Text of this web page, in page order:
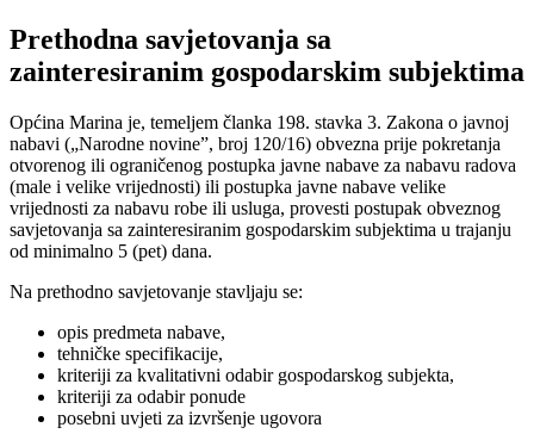
Prethodna savjetovanja sa
zainteresiranim gospodarskim subjektima
Općina Marina je, temeljem članka 198. stavka 3. Zakona o javnoj
nabavi („Narodne novine”, broj 120/16) obvezna prije pokretanja
otvorenog ili ograničenog postupka javne nabave za nabavu radova
(male i velike vrijednosti) ili postupka javne nabave velike
vrijednosti za nabavu robe ili usluga, provesti postupak obveznog
savjetovanja sa zainteresiranim gospodarskim subjektima u trajanju
od minimalno 5 (pet) dana.
Na prethodno savjetovanje stavljaju se:
opis predmeta nabave,
tehničke specifikacije,
kriteriji za kvalitativni odabir gospodarskog subjekta,
kriteriji za odabir ponude
posebni uvjeti za izvršenje ugovora